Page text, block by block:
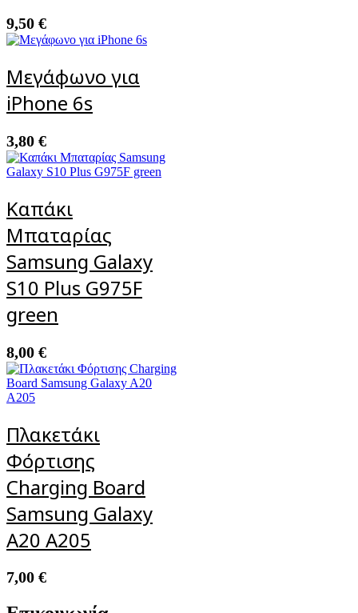
9,50 €
Μεγάφωνο για
iPhone 6s
3,80 €
Καπάκι
Μπαταρίας
Samsung Galaxy
S10 Plus G975F
green
8,00 €
Πλακετάκι
Φόρτισης
Charging Board
Samsung Galaxy
A20 A205
7,00 €